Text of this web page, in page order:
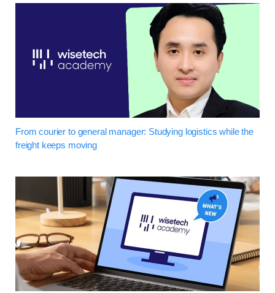
From courier to general manager: Studying logistics while the
freight keeps moving